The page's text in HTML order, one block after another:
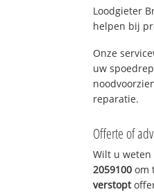
Loodgieter
helpen bij
Onze
uw
reparatie.
Offerte of
Wilt u
2059100 om
verstopt